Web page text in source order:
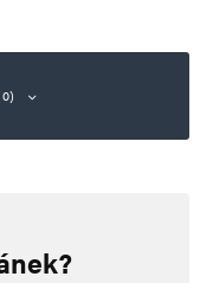
informace jsou